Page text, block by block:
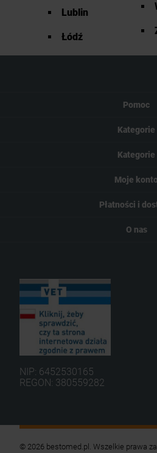
Lublin
Łódź
Pomoc
Kategorie
Kategorie
Moje konto
Płatności i
O nas
NIP: 6452530165
REGON: 380559282
© 2026 bestomed.pl. Wszelkie prawa